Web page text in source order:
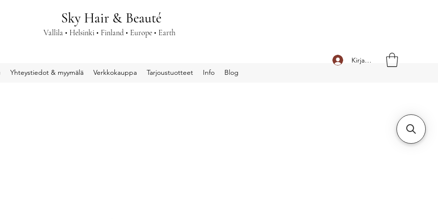
Sky Hair & Beauté
Vallila • Helsinki • Finland • Europe • Earth
Kirjaudu
Yhteystiedot & myymälä Verkkokauppa Tarjoustuotteet Info Blog